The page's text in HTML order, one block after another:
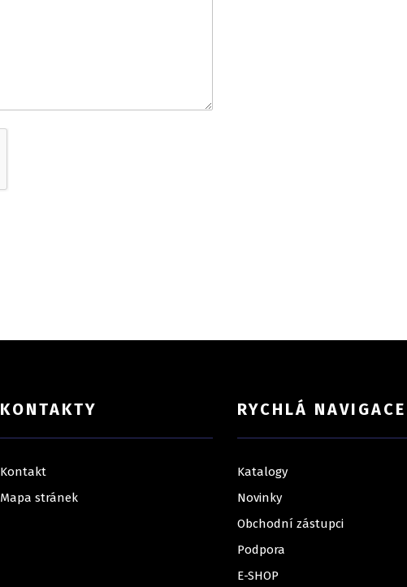
KONTAKTY
Kontakt
Mapa stránek
RYCHLÁ NAVIGACE
Katalogy
Novinky
Obchodní zástupci
Podpora
E-SHOP